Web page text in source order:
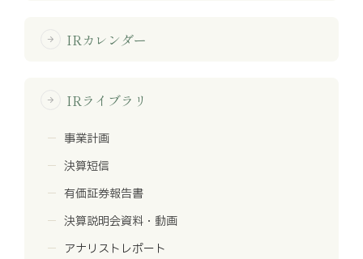
arrow_forward IRカレンダー
arrow_forward IRライブラリ
事業計画
決算短信
有価証券報告書
決算説明会資料・動画
アナリストレポート